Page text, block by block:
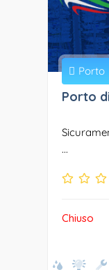
Porto
Porto
...
Chiuso